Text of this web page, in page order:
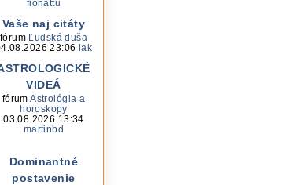
fiohattu
Vaše naj citáty
fórum Ľudská duša
23:06 lak
VIDEÁ
fórumAstrológia a
horoskopy
03.08.2026 13:34
martinbd
Dominantné
postavenie